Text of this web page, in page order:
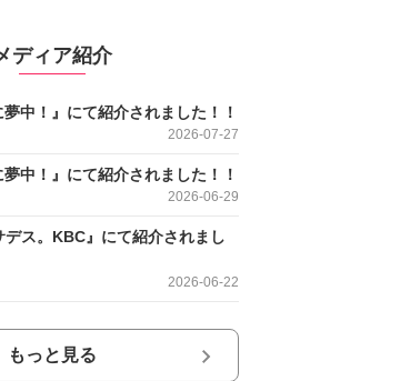
ディア紹介
中！』にて紹介されました！！
2026-07-27
中！』にて紹介されました！！
2026-06-29
デス。KBC』にて紹介されまし
2026-06-22
もっと見る